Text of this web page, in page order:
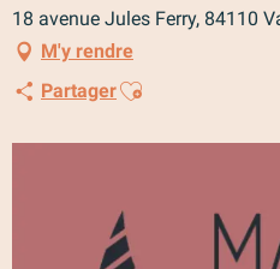
18 avenue Jules Ferry, 84110
M'y rendre
PartagerAjouter aux favoris